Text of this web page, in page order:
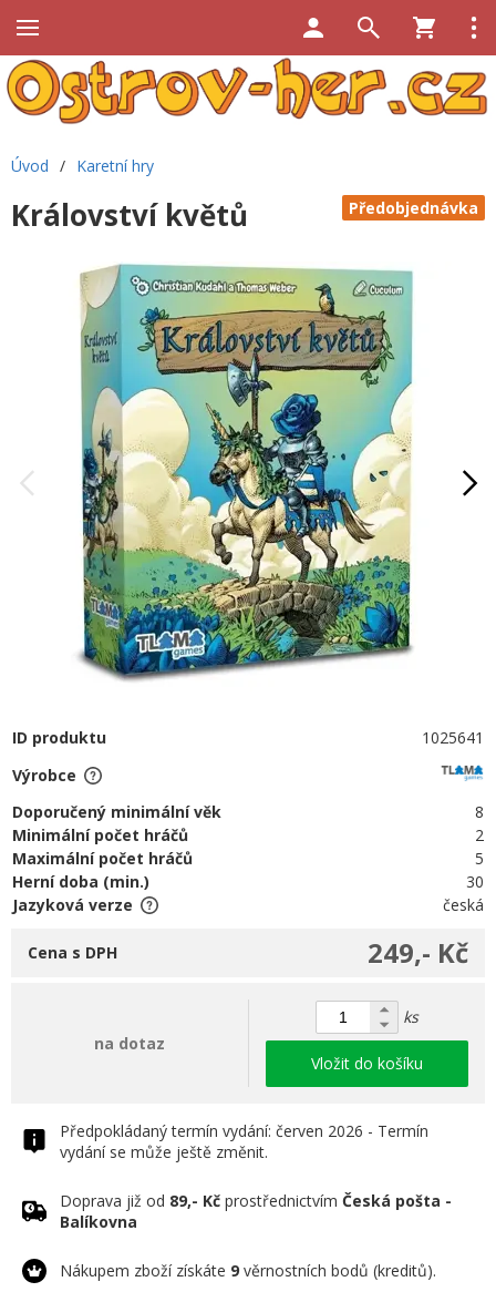
Úvod / Karetní hry
Předobjednávka
Království květů
ID produktu
1025641
Výrobce
Doporučený minimální věk
8
Minimální počet hráčů
2
Maximální počet hráčů
5
Herní doba (min.)
30
Jazyková verze
česká
249,- Kč
Cena s DPH
na dotaz
ks
Vložit do košíku
Předpokládaný termín vydání: červen 2026 - Termín
vydání se může ještě změnit.
Doprava již od 89,- Kč prostřednictvím Česká pošta -
Balíkovna
Nákupem zboží získáte 9 věrnostních bodů (kreditů).